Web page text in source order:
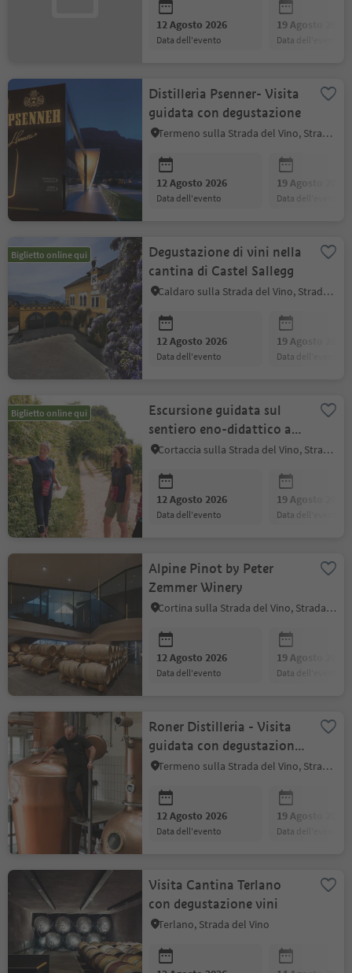
12 Agosto 2026
data dell'evento
19 Agosto 2026
data dell'evento
Distilleria Psenner- Visita
guidata con degustazione
Termeno sulla Strada del Vino, Strada del Vino
12 Agosto 2026
data dell'evento
19 Agosto 2026
data dell'evento
Biglietto online qui
Degustazione di vini nella
cantina di Castel Sallegg
Caldaro sulla Strada del Vino, Strada del Vino
12 Agosto 2026
data dell'evento
19 Agosto 2026
data dell'evento
Biglietto online qui
Escursione guidata sul
sentiero eno-didattico a
Cortaccia
Cortaccia sulla Strada del Vino, Strada del Vino
12 Agosto 2026
data dell'evento
19 Agosto 2026
data dell'evento
Alpine Pinot by Peter
Zemmer Winery
Cortina sulla Strada del Vino, Strada del Vino
12 Agosto 2026
data dell'evento
19 Agosto 2026
data dell'evento
Roner Distilleria - Visita
guidata con degustazione
(it)
Termeno sulla Strada del Vino, Strada del Vino
12 Agosto 2026
data dell'evento
19 Agosto 2026
data dell'evento
Visita Cantina Terlano
con degustazione vini
Terlano, Strada del Vino